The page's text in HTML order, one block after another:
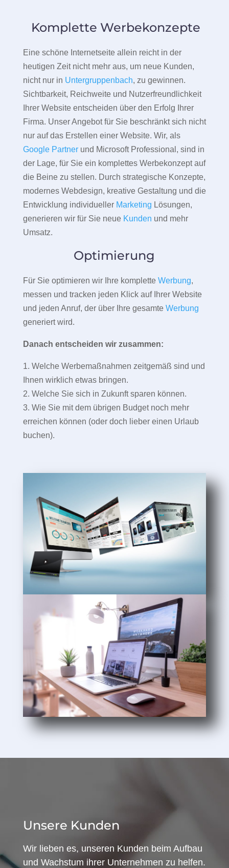
Komplette Werbekonzepte
Eine schöne Internetseite allein reicht in der
heutigen Zeit nicht mehr aus, um neue Kunden,
nicht nur in Untergruppenbach, zu gewinnen.
Sichtbarkeit, Reichweite und Nutzerfreundlichkeit
Ihrer Website entscheiden über den Erfolg Ihrer
Firma. Unser Angebot für Sie beschränkt sich nicht
nur auf das Erstellen einer Website. Wir, als
Google Partnerund Microsoft Professional, sind in
der Lage, für Sie ein komplettes Werbekonzept auf
die Beine zu stellen. Durch strategische Konzepte,
modernes Webdesign, kreative Gestaltung und die
Entwicklung individueller Marketing Lösungen,
generieren wir für Sie neue Kunden und mehr
Umsatz.
Optimierung
Für Sie optimieren wir Ihre komplette Werbung,
messen und tracken jeden Klick auf Ihrer Website
und jeden Anruf, der über Ihre gesamte Werbung
generiert wird.
Danach entscheiden wir zusammen:
1. Welche Werbemaßnahmen zeitgemäß sind und
Ihnen wirklich etwas bringen.
2. Welche Sie sich in Zukunft sparen können.
3. Wie Sie mit dem übrigen Budget noch mehr
erreichen können (oder doch lieber einen Urlaub
buchen).
Unsere Kunden
Wir lieben es, unseren Kunden beim Aufbau
und Wachstum ihrer Unternehmen zu helfen.